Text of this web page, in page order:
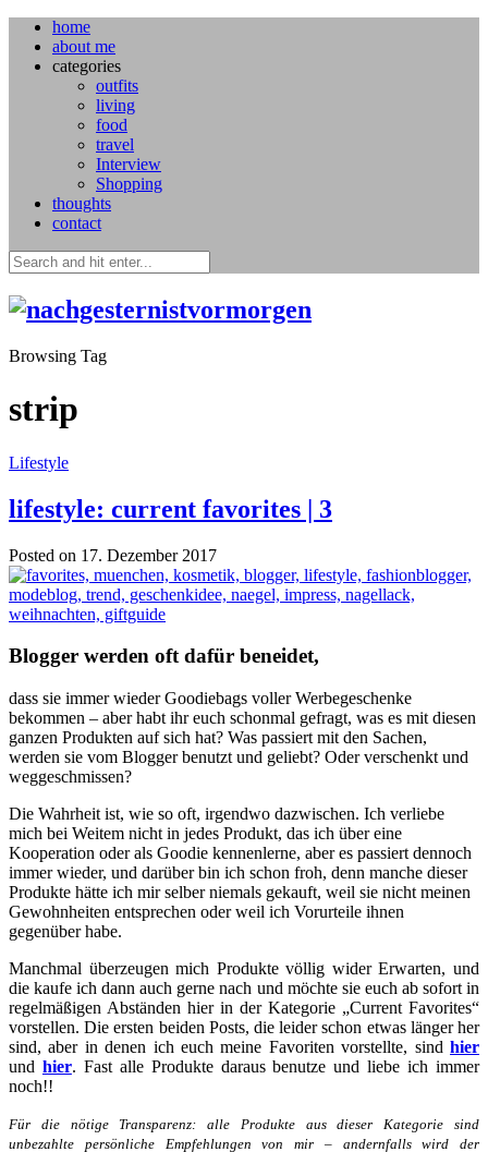
home
about me
categories
outfits
living
food
travel
Interview
Shopping
thoughts
contact
Browsing Tag
strip
Lifestyle
lifestyle: current favorites | 3
Posted on 17. Dezember 2017
Blogger werden oft dafür beneidet,
dass sie immer wieder Goodiebags voller Werbegeschenke
bekommen – aber habt ihr euch schonmal gefragt, was es mit diesen
ganzen Produkten auf sich hat? Was passiert mit den Sachen,
werden sie vom Blogger benutzt und geliebt? Oder verschenkt und
weggeschmissen?
Die Wahrheit ist, wie so oft, irgendwo dazwischen. Ich verliebe
mich bei Weitem nicht in jedes Produkt, das ich über eine
Kooperation oder als Goodie kennenlerne, aber es passiert dennoch
immer wieder, und darüber bin ich schon froh, denn manche dieser
Produkte hätte ich mir selber niemals gekauft, weil sie nicht meinen
Gewohnheiten entsprechen oder weil ich Vorurteile ihnen
gegenüber habe.
Manchmal überzeugen mich Produkte völlig wider Erwarten, und
die kaufe ich dann auch gerne nach und möchte sie euch ab sofort in
regelmäßigen Abständen hier in der Kategorie „Current Favorites“
vorstellen. Die ersten beiden Posts, die leider schon etwas länger her
sind, aber in denen ich euch meine Favoriten vorstellte, sind hier
und hier. Fast alle Produkte daraus benutze und liebe ich immer
noch!!
Für die nötige Transparenz: alle Produkte aus dieser Kategorie sind
unbezahlte persönliche Empfehlungen von mir – andernfalls wird der